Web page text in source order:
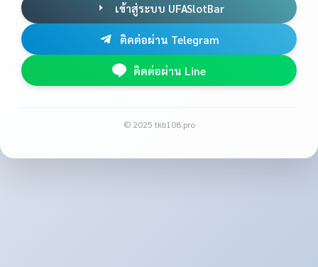
เข้าสู่ระบบ UFASlotBar
ติดต่อผ่าน Telegram
ติดต่อผ่าน Line
© 2025 tkb108.pro